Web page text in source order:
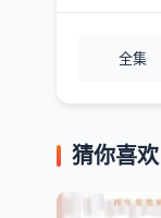
全集
猜你喜欢